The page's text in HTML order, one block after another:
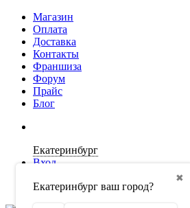
Магазин
Оплата
Доставка
Контакты
Франшиза
Форум
Прайс
Блог
Екатеринбург
✖
Екатеринбург ваш город?
Вход
Регистрация